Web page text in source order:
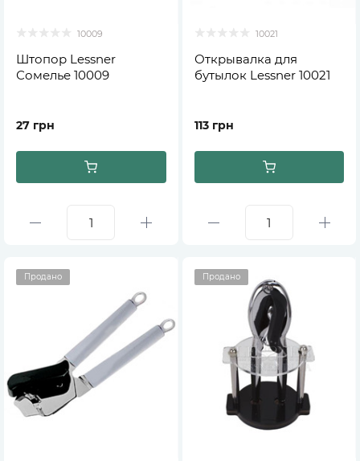
10009
Штопор Lessner
Сомелье 10009
27 грн
10021
Открывалка для
бутылок Lessner 10021
113 грн
Продано Продано